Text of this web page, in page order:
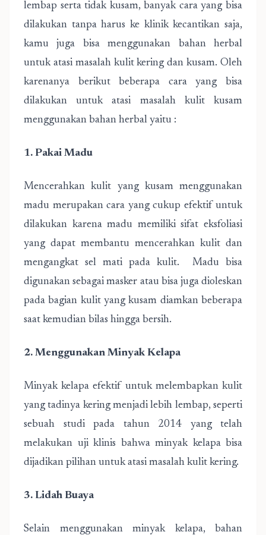
lembap serta tidak kusam, banyak cara yang bisa
dilakukan tanpa harus ke klinik kecantikan saja,
kamu juga bisa menggunakan bahan herbal
untuk atasi masalah kulit kering dan kusam. Oleh
karenanya berikut beberapa cara yang bisa
dilakukan untuk atasi masalah kulit kusam
menggunakan bahan herbal yaitu :
1. Pakai Madu
Mencerahkan kulit yang kusam menggunakan
madu merupakan cara yang cukup efektif untuk
dilakukan karena madu memiliki sifat eksfoliasi
yang dapat membantu mencerahkan kulit dan
mengangkat sel mati pada kulit. Madu bisa
digunakan sebagai masker atau bisa juga dioleskan
pada bagian kulit yang kusam diamkan beberapa
saat kemudian bilas hingga bersih.
2. Menggunakan Minyak Kelapa
Minyak kelapa efektif untuk melembapkan kulit
yang tadinya kering menjadi lebih lembap, seperti
sebuah studi pada tahun 2014 yang telah
melakukan uji klinis bahwa minyak kelapa bisa
dijadikan pilihan untuk atasi masalah kulit kering.
3. Lidah Buaya
Selain menggunakan minyak kelapa, bahan